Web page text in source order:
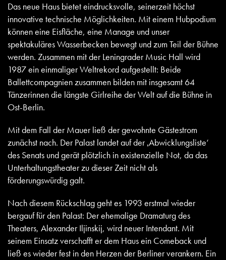
Das neue Haus bietet eindrucksvolle, seinerzeit höchst
innovative technische Möglichkeiten. Mit einem Hubpodium
können eine Eisfläche, eine Manage und unser
spektakuläres Wasserbecken bewegt und zum Teil der Bühne
werden. Zusammen mit der Leningrader Music Hall wird
1987 ein einmaliger Weltrekord aufgestellt: Beide
Ballettcompagnien zusammen bilden mit insgesamt 64
Tänzerinnen die längste Girlreihe der Welt auf die Bühne in
Ost-Berlin.
Mit dem Fall der Mauer ließ der gewohnte Gästestrom
zunächst nach. Der Palast landet auf der ‚Abwicklungsliste‘
des Senats und gerät plötzlich in existenzielle Not, da das
Unterhaltungstheater zu dieser Zeit nicht als
förderungswürdig galt.
Nach diesem Rückschlag geht es 1993 erstmal wieder
bergauf für den Palast: Der ehemalige Dramaturg des
Theaters, Alexander Iljinskij, wird neuer Intendant. Mit
seinem Einsatz verschafft er dem Haus ein Comeback und
ließ es wieder fest in den Herzen der Berliner verankern. Ein